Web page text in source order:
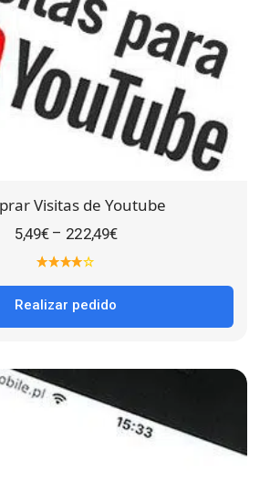
Visitas de Youtube
5,49€– 222,49€
Realizar pedido